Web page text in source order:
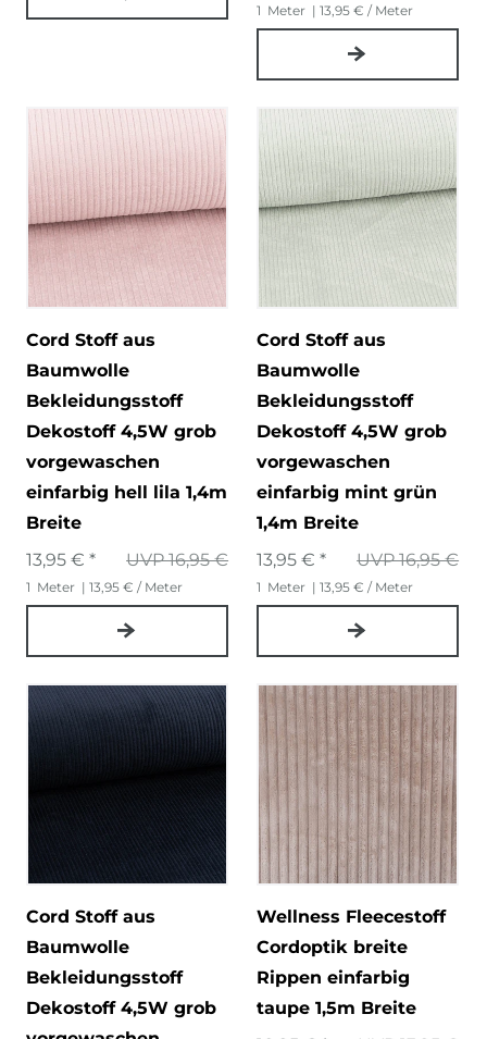
1 Meter | 13,95 € / Meter
Cord Stoff aus
Baumwolle
Bekleidungsstoff
Dekostoff 4,5W grob
vorgewaschen
einfarbig hell lila 1,4m
Breite
UVP 16,95 €
13,95 € *
1 Meter | 13,95 € / Meter
Cord Stoff aus
Baumwolle
Bekleidungsstoff
Dekostoff 4,5W grob
vorgewaschen
einfarbig mint grün
1,4m Breite
UVP 16,95 €
13,95 € *
1 Meter | 13,95 € / Meter
Cord Stoff aus
Baumwolle
Bekleidungsstoff
Dekostoff 4,5W grob
Wellness Fleecestoff
Cordoptik breite
Rippen einfarbig
taupe 1,5m Breite